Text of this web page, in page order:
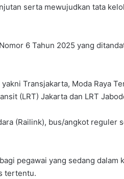
serta mewujudkan tata
6 Tahun 2025 yang
Transjakarta, Moda Raya
(LRT) Jakarta dan LRT
(Railink), bus/angkot reguler
pegawai yang sedang dalam
tertentu.